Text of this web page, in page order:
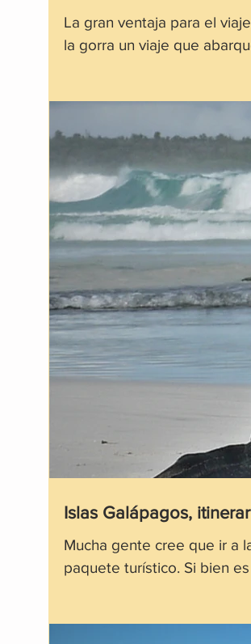
La gran ventaja para el
la gorra un viaje que
Islas Galápagos,
Mucha gente cree que ir a
paquete turístico. Si bien